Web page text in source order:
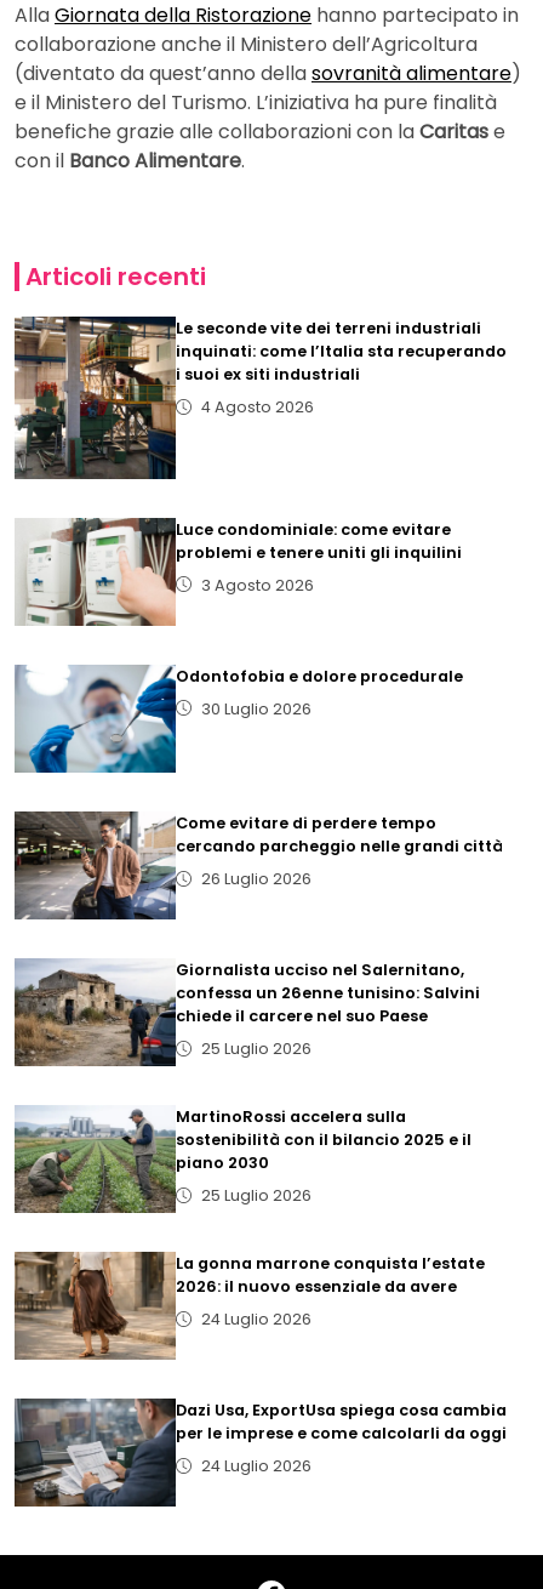
AllaGiornata della Ristorazione hanno partecipato in
collaborazione anche il Ministero dell’Agricoltura
(diventato da quest’anno dellasovranità alimentare)
e il Ministero del Turismo. L’iniziativa ha pure finalità
benefiche grazie alle collaborazioni con laCaritase
con il Banco Alimentare.
Articoli recenti
Le seconde vite dei terreni industriali
inquinati: come l’Italia sta recuperando
i suoi ex siti industriali
4 Agosto 2026
Luce condominiale: come evitare
problemi e tenere uniti gli inquilini
3 Agosto 2026
Odontofobia e dolore procedurale
30 Luglio 2026
Come evitare di perdere tempo
cercando parcheggio nelle grandi città
26 Luglio 2026
Giornalista ucciso nel Salernitano,
confessa un 26enne tunisino: Salvini
chiede il carcere nel suo Paese
25 Luglio 2026
MartinoRossi accelera sulla
sostenibilità con il bilancio 2025 e il
piano 2030
25 Luglio 2026
La gonna marrone conquista l’estate
2026: il nuovo essenziale da avere
24 Luglio 2026
Dazi Usa, ExportUsa spiega cosa cambia
per le imprese e come calcolarli da oggi
24 Luglio 2026